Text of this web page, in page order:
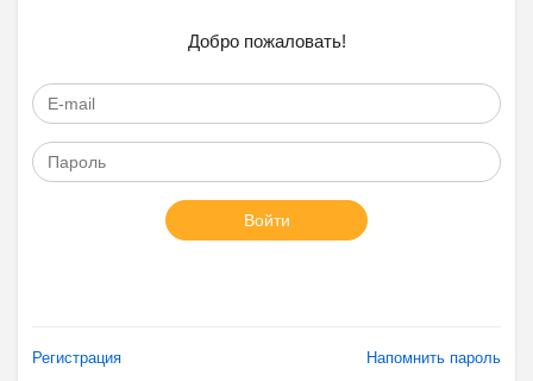
Добро пожаловать!
Войти
Регистрация Напомнить пароль